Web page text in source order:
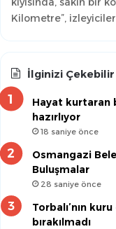
Kilometre”,
İlginizi Çekebilir
Hayat kurtaran
hazırlıyor
18 saniye önce
Osmangazi
Buluşmalar
28 saniye önce
Torbalı’nın
bırakılmadı